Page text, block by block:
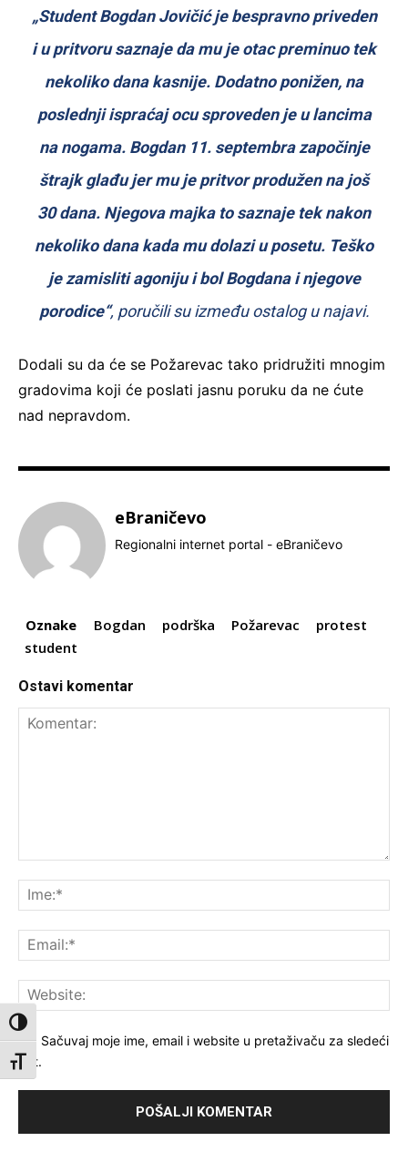
Toggle High Contrast
Toggle Font size
„Student Bogdan Jovičić je bespravno priveden
i u pritvoru saznaje da mu je otac preminuo tek
nekoliko dana kasnije. Dodatno ponižen, na
poslednji ispraćaj ocu sproveden je u lancima
na nogama. Bogdan 11. septembra započinje
štrajk glađu jer mu je pritvor produžen na još
30 dana. Njegova majka to saznaje tek nakon
nekoliko dana kada mu dolazi u posetu. Teško
je zamisliti agoniju i bol Bogdana i njegove
porodice“, poručili su između ostalog u najavi.
Dodali su da će se Požarevac tako pridružiti mnogim
gradovima koji će poslati jasnu poruku da ne ćute
nad nepravdom.
eBraničevo
Regionalni internet portal - eBraničevo
Oznake Bogdan podrška Požarevac
protest
student
Ostavi komentar
Sačuvaj moje ime, email i website u pretaživaču za sledeći
put.